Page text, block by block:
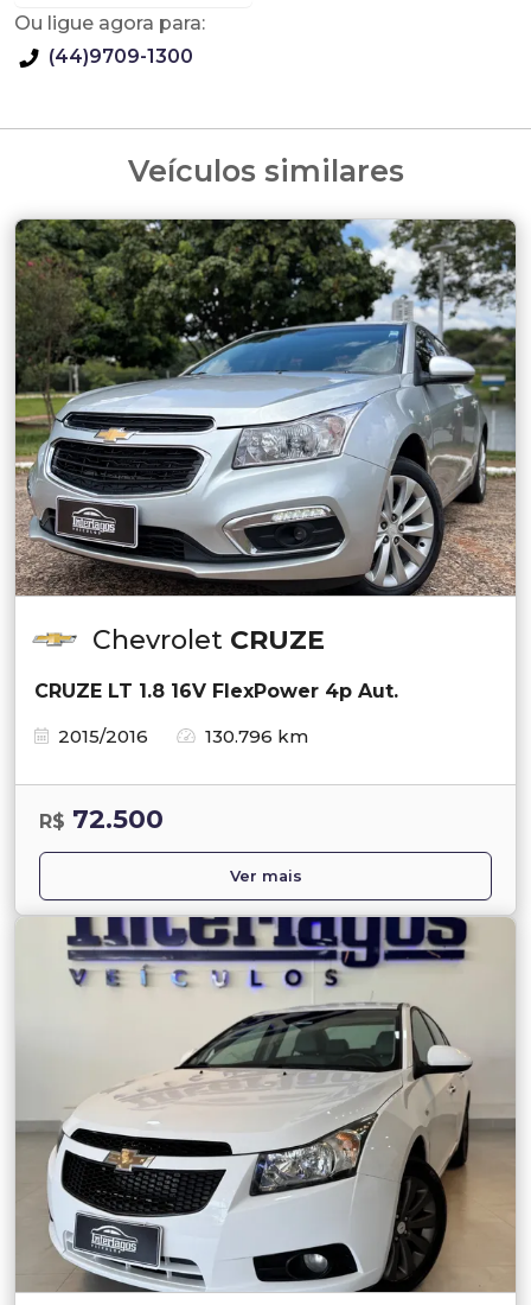
Ou ligue agora para:
(44)9709-1300
Veículos similares
Chevrolet CRUZE
CRUZE LT 1.8 16V FlexPower 4p Aut.
2015/2016
130.796 km
R$ 72.500
Ver mais